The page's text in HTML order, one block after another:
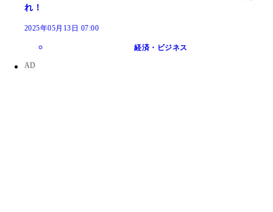
れ！
2025年05月13日 07:00
経済・ビジネス